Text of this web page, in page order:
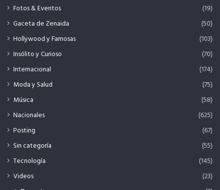
Fotos & Eventos
(19)
Gaceta de Zenaida
(50)
Hollywood y Famosas
(103)
Insólito y Curioso
(70)
Internacional
(174)
Moda y Salud
(75)
Música
(58)
Nacionales
(625)
Posting
(67)
Sin categoría
(55)
Tecnología
(145)
Videos
(23)